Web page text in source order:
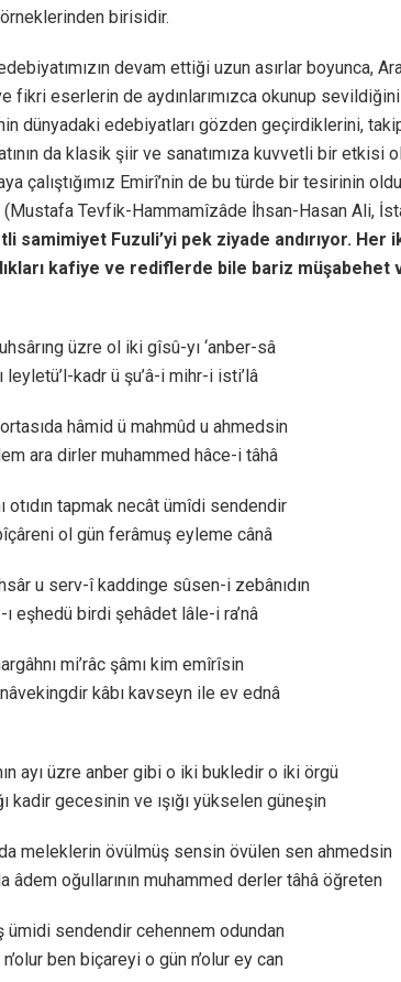
birisidir.
devam ettiği uzun asırlar boyunca,
fikri eserlerin de aydınlarımızca okunup
dünyadaki edebiyatları gözden geçirdiklerini,
da klasik şiir ve sanatımıza kuvvetli bir
çalıştığımız Emirî’nin de bu türde bir tesirinin
Tevfik-Hammamîzâde İhsan-Hasan Ali,
samimiyet Fuzuli’yi pek ziyade andırıyor.
kafiye ve rediflerde bile bariz müşabehet
üzre ol iki gîsû-yı ‘anber-sâ
leyletü’l-kadr ü şu’â-i mihr-i isti’lâ
hâmid ü mahmûd u ahmedsin
ara dirler muhammed hâce-i tâhâ
otıdın tapmak necât ümîdi sendendir
ol gün ferâmuş eyleme cânâ
u serv-î kaddinge sûsen-i zebânıdın
eşhedü birdi şehâdet lâle-i ra’nâ
mi’râc şâmı kim emîrîsin
kâbı kavseyn ile ev ednâ
ayı üzre anber gibi o iki bukledir o iki örgü
kadir gecesinin ve ışığı yükselen güneşin
meleklerin övülmüş sensin övülen sen ahmedsin
âdem oğullarının muhammed derler tâhâ öğreten
ümidi sendendir cehennem odundan
ben biçareyi o gün n’olur ey can